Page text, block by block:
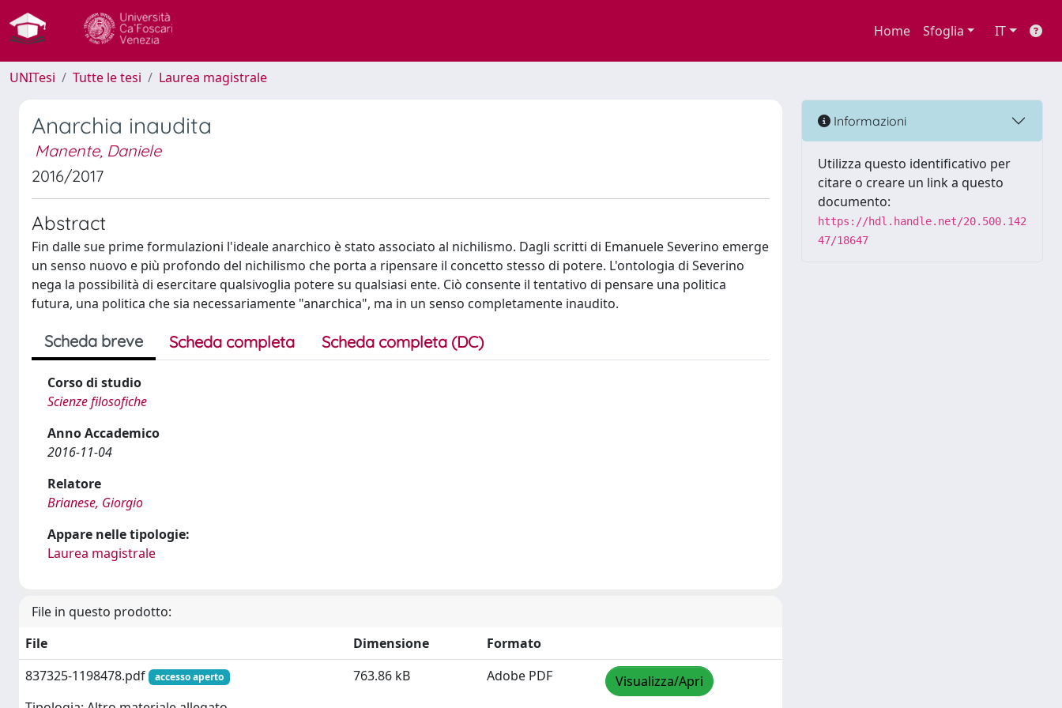
Home Sfoglia IT
UNITesi Tutte le tesi Laurea magistrale
Anarchia inaudita
Manente, Daniele
2016/2017
Abstract
Fin dalle sue prime formulazioni l'ideale anarchico è stato associato al nichilismo. Dagli scritti di Emanuele Severino emerge
un senso nuovo e più profondo del nichilismo che porta a ripensare il concetto stesso di potere. L'ontologia di Severino
nega la possibilità di esercitare qualsivoglia potere su qualsiasi ente. Ciò consente il tentativo di pensare una politica
futura, una politica che sia necessariamente "anarchica", ma in un senso completamente inaudito.
Scheda breve Scheda completa Scheda completa (DC)
Corso di studio
Scienze filosofiche
Anno Accademico
2016-11-04
Relatore
Brianese, Giorgio
Appare nelle tipologie:
Laurea magistrale
File in questo prodotto:
File
Dimensione
Formato
837325-1198478.pdf
accesso aperto 763.86 kB Adobe PDF Visualizza/Apri
Informazioni
Utilizza questo identificativo per
citare o creare un link a questo
documento:
https://hdl.handle.net/20.500.142
47/18647